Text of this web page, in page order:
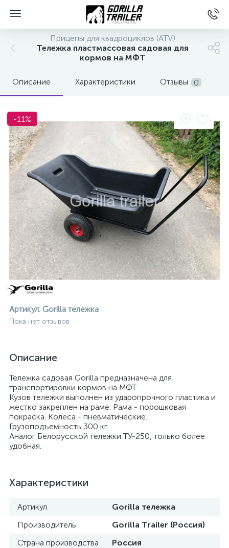
Прицепы для квадроциклов (ATV)
Тележка пластмассовая садовая для
кормов на МФТ
Описание Характеристики Отзывы 0
-11%
Артикул: Gorilla тележка
Пока нет отзывов
Описание
Тележка садовая Gorilla предназначена для
транспортировки кормов на МФТ.
Кузов тележки выполнен из ударопрочного пластика и
жестко закреплен на раме. Рама - порошковая
покраска. Колеса - пневматические.
Грузоподъемность 300 кг.
Аналог Белорусской тележки ТУ-250, только более
удобная.
Характеристики
Артикул
Gorilla тележка
Производитель
Gorilla Trailer (Россия)
Страна производства
Россия